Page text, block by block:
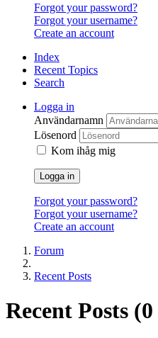
Forgot your password?
Forgot your username?
Create an account
Index
Recent Topics
Search
Logga in
Användarnamn
Lösenord
Kom ihåg mig
Logga in
Forgot your password?
Forgot your username?
Create an account
Forum
Recent Posts
Recent Posts (0